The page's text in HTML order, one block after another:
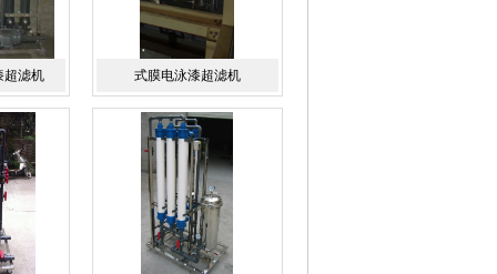
超滤机 式膜电泳漆超滤机